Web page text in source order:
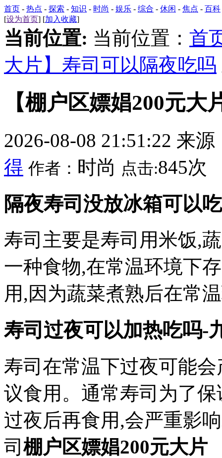
首页 - 热点 - 探索 - 知识 - 时尚 - 娱乐 - 综合 - 休闲 - 焦点 - 百科
[设为首页] [加入收藏]
当前位置: 当前位置： 首
大片】寿司可以隔夜吃吗
【棚户区嫖娼200元
2026-08-08 21:51:22 来源
得 作者： 时尚 点击:845次
隔夜寿司没放冰箱可以
寿司主要是寿司用米饭,
一种食物,在常温环境下
用,因为蔬菜煮熟后在常
寿司过夜可以加热吃吗-
寿司在常温下过夜可能
议食用。通常寿司为了
过夜后再食用,会严重影
司 棚户区嫖娼200元大片